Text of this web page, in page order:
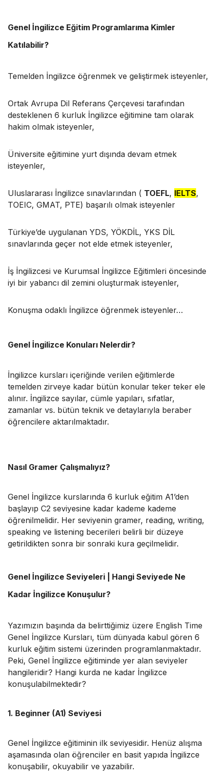
Genel İngilizce Eğitim Programlarıma Kimler
Katılabilir?
Temelden İngilizce öğrenmek ve geliştirmek isteyenler,
Ortak Avrupa Dil Referans Çerçevesi tarafından
desteklenen 6 kurluk İngilizce eğitimine tam olarak
hakim olmak isteyenler,
Üniversite eğitimine yurt dışında devam etmek
isteyenler,
Uluslararası İngilizce sınavlarından ( TOEFL, IELTS,
TOEIC, GMAT, PTE) başarılı olmak isteyenler
Türkiye’de uygulanan YDS, YÖKDİL, YKS DİL
sınavlarında geçer not elde etmek isteyenler,
İş İngilizcesi ve Kurumsal İngilizce Eğitimleri öncesinde
iyi bir yabancı dil zemini oluşturmak isteyenler,
Konuşma odaklı İngilizce öğrenmek isteyenler…
Genel İngilizce Konuları Nelerdir?
İngilizce kursları içeriğinde verilen eğitimlerde
temelden zirveye kadar bütün konular teker teker ele
alınır. İngilizce sayılar, cümle yapıları, sıfatlar,
zamanlar vs. bütün teknik ve detaylarıyla beraber
öğrencilere aktarılmaktadır.
Nasıl Gramer Çalışmalıyız?
Genel İngilizce kurslarında 6 kurluk eğitim A1’den
başlayıp C2 seviyesine kadar kademe kademe
öğrenilmelidir. Her seviyenin gramer, reading, writing,
speaking ve listening becerileri belirli bir düzeye
getirildikten sonra bir sonraki kura geçilmelidir.
Genel İngilizce Seviyeleri | Hangi Seviyede Ne
Kadar İngilizce Konuşulur?
Yazımızın başında da belirttiğimiz üzere English Time
Genel İngilizce Kursları, tüm dünyada kabul gören 6
kurluk eğitim sistemi üzerinden programlanmaktadır.
Peki, Genel İngilizce eğitiminde yer alan seviyeler
hangileridir? Hangi kurda ne kadar İngilizce
konuşulabilmektedir?
1. Beginner (A1) Seviyesi
Genel İngilizce eğitiminin ilk seviyesidir. Henüz alışma
aşamasında olan öğrenciler en basit yapıda İngilizce
konuşabilir, okuyabilir ve yazabilir.